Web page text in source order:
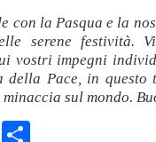
con la Pasqua e la
serene festività.
vostri impegni
della Pace, in questo
sul mondo.
WhatsApp